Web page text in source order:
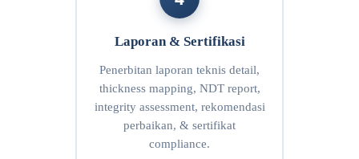
Laporan & Sertifikasi
Penerbitan laporan teknis detail,
thickness mapping, NDT report,
integrity assessment, rekomendasi
perbaikan, & sertifikat
compliance.